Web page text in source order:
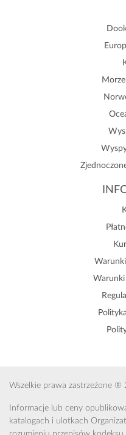
Warunki
Wszelkie prawa zastrzeżone ®
Informacje lub ceny
katalogach i ulotkach